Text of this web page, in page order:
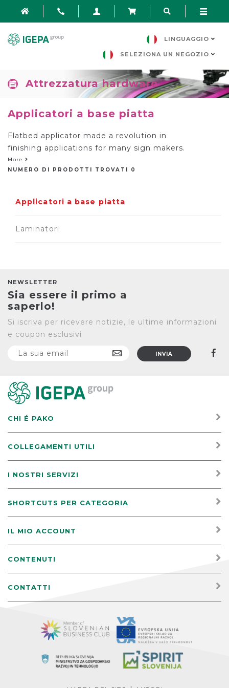
LINGUAGGIO
SELEZIONA UN NEGOZIO
Attrezzatura hardware
Applicatori a base piatta
Flatbed applicator made a revolution in
finishing applications for many sign makers.
A graphic or a laminate is applied flawlessly
flat on a rigid board. The process is semi-
is simple to use and require minimal
More
NUMERO DI PRODOTTI TROVATI 0
Applicatori a base piatta
Laminatori
NEWSLETTER
Sia essere il primo a
saperlo!
Si iscriva per ricevere notizie, le ultime informazioni
e coupon esclusivi
CHI É PAKO
COLLEGAMENTI UTILI
I NOSTRI SERVIZI
SHORTCUTS PER CATEGORIA
IL MIO ACCOUNT
CONTENUTI
CONTATTI